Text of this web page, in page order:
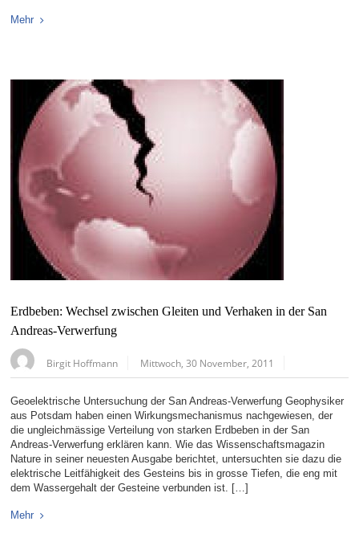
Mehr
Erdbeben: Wechsel zwischen Gleiten und Verhaken in der San
Andreas-Verwerfung
Birgit Hoffmann Mittwoch, 30 November, 2011
Geoelektrische Untersuchung der San Andreas-Verwerfung Geophysiker
aus Potsdam haben einen Wirkungsmechanismus nachgewiesen, der
die ungleichmässige Verteilung von starken Erdbeben in der San
Andreas-Verwerfung erklären kann. Wie das Wissenschaftsmagazin
Nature in seiner neuesten Ausgabe berichtet, untersuchten sie dazu die
elektrische Leitfähigkeit des Gesteins bis in grosse Tiefen, die eng mit
dem Wassergehalt der Gesteine verbunden ist. […]
Mehr